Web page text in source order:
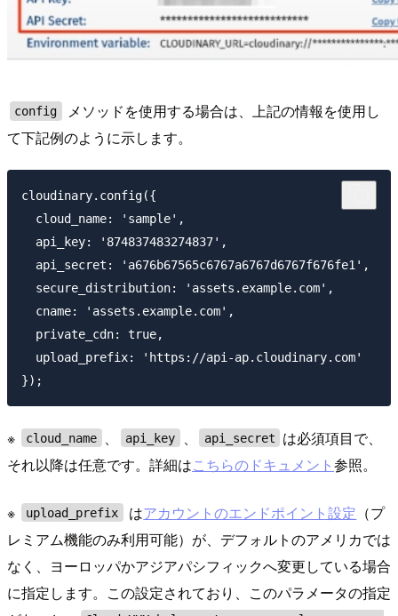
config
メソッドを使用する場合は、上記の情報を使用し
て下記例のように示します。
cloudinary.config({
  cloud_name: 'sample',
  api_key: '874837483274837',
  api_secret: 'a676b67565c6767a6767d6767f676fe1',
  secure_distribution: 'assets.example.com',
  cname: 'assets.example.com',
  private_cdn: true,
  upload_prefix: 'https://api-ap.cloudinary.com'
※ cloud_name 、 api_key 、 api_secret
は必須項目で、
それ以降は任意です。詳細はこちらのドキュメント参照。
※ upload_prefix はアカウントのエンドポイント設定 （プ
レミアム機能のみ利用可能）が、デフォルトのアメリカでは
なく、ヨーロッパかアジアパシフィックへ変更している場合
に指定します。この設定されており、このパラメータの指定